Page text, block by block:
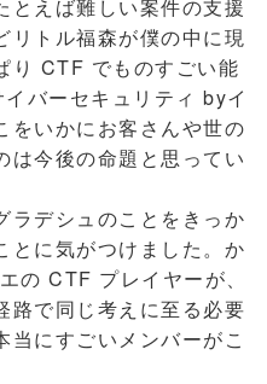
えば難しい案件の支援
リトル福森が僕の中に現
り CTF でものすごい能
バーセキュリティ byイ
をいかにお客さんや世の
は今後の命題と思ってい
デシュのことをきっか
とに気がつけました。か
の CTF プレイヤーが、
路で同じ考えに至る必要
当にすごいメンバーがこ